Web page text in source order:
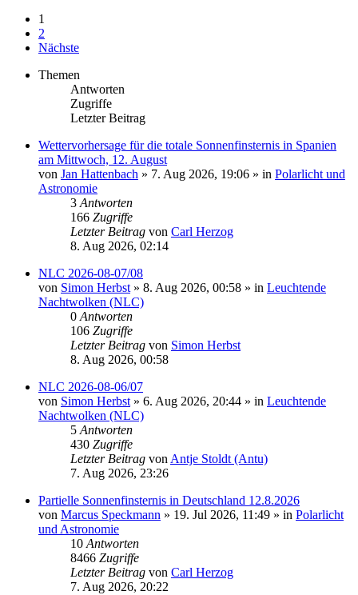
1
2
Nächste
Themen
Antworten
Zugriffe
Letzter Beitrag
Wettervorhersage für die totale Sonnenfinsternis in Spanien
am Mittwoch, 12. August
von Jan Hattenbach » 7. Aug 2026, 19:06 » in Polarlicht und
Astronomie
3 Antworten
166 Zugriffe
Letzter Beitrag von Carl Herzog
8. Aug 2026, 02:14
NLC 2026-08-07/08
von Simon Herbst » 8. Aug 2026, 00:58 » in Leuchtende
Nachtwolken (NLC)
0 Antworten
106 Zugriffe
Letzter Beitrag von Simon Herbst
8. Aug 2026, 00:58
NLC 2026-08-06/07
von Simon Herbst » 6. Aug 2026, 20:44 » in Leuchtende
Nachtwolken (NLC)
5 Antworten
430 Zugriffe
Letzter Beitrag von Antje Stoldt (Antu)
7. Aug 2026, 23:26
Partielle Sonnenfinsternis in Deutschland 12.8.2026
von Marcus Speckmann » 19. Jul 2026, 11:49 » in Polarlicht
und Astronomie
10 Antworten
8466 Zugriffe
Letzter Beitrag von Carl Herzog
7. Aug 2026, 20:22